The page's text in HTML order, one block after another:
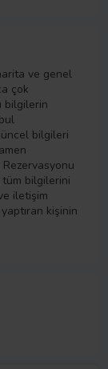
ve genel
çok
bilgilerin
bilgileri
bilgilerini
iletişim
kişinin